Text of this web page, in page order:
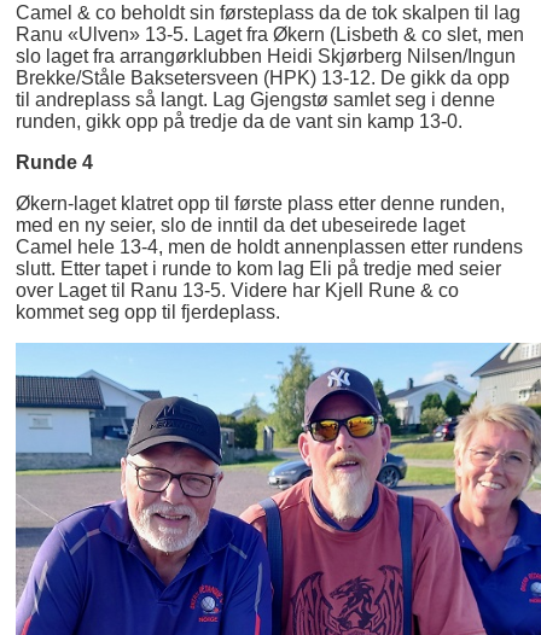
Camel & co beholdt sin førsteplass da de tok skalpen til lag
Ranu «Ulven» 13-5. Laget fra Økern (Lisbeth & co slet, men
slo laget fra arrangørklubben Heidi Skjørberg Nilsen/Ingun
Brekke/Ståle Baksetersveen (HPK) 13-12. De gikk da opp
til andreplass så langt. Lag Gjengstø samlet seg i denne
runden, gikk opp på tredje da de vant sin kamp 13-0.
Runde 4
Økern-laget klatret opp til første plass etter denne runden,
med en ny seier, slo de inntil da det ubeseirede laget
Camel hele 13-4, men de holdt annenplassen etter rundens
slutt. Etter tapet i runde to kom lag Eli på tredje med seier
over Laget til Ranu 13-5. Videre har Kjell Rune & co
kommet seg opp til fjerdeplass.